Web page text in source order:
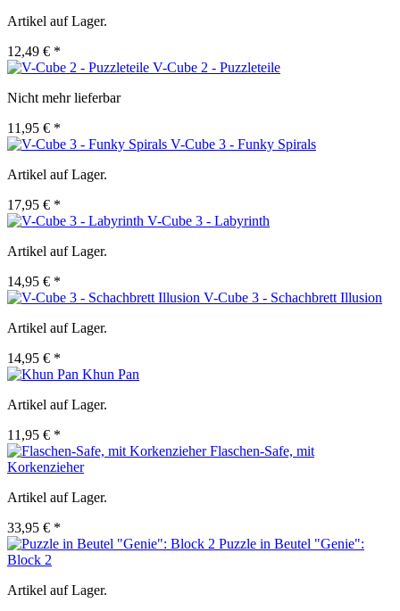
Artikel auf Lager.
12,49 € *
V-Cube 2 - Puzzleteile
Nicht mehr lieferbar
11,95 € *
V-Cube 3 - Funky Spirals
Artikel auf Lager.
17,95 € *
V-Cube 3 - Labyrinth
Artikel auf Lager.
14,95 € *
V-Cube 3 - Schachbrett Illusion
Artikel auf Lager.
14,95 € *
Khun Pan
Artikel auf Lager.
11,95 € *
Flaschen-Safe, mit
Korkenzieher
Artikel auf Lager.
33,95 € *
Puzzle in Beutel "Genie":
Block 2
Artikel auf Lager.